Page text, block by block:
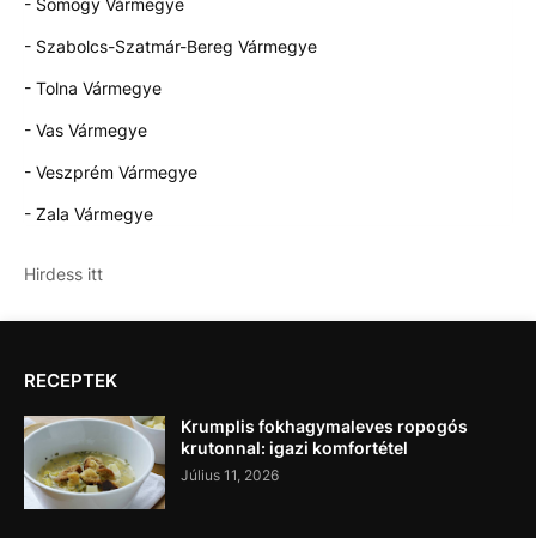
- Somogy Vármegye
- Szabolcs-Szatmár-Bereg Vármegye
- Tolna Vármegye
- Vas Vármegye
- Veszprém Vármegye
- Zala Vármegye
Hirdess itt
RECEPTEK
Krumplis fokhagymaleves ropogós
krutonnal: igazi komfortétel
Július 11, 2026